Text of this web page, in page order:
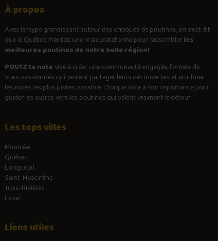
À propos
Avec lehypegrandissant autour des critiques de poutines, on s’est dit
que le Québec méritait une vraie plateforme pour rassemblerles
meilleures poutines de notre belle région!
POUTZ ta note vise à créer une communauté engagée, formée de
vrais passionnés qui veulent partager leurs découvertes et attribuer
les notes les plus justes possible. Chaque vote a son importance pour
guider les autres vers les poutines qui valent vraiment le détour.
Les tops villes
Montréal
Québec
Longueuil
Saint-Hyacinthe
Trois-Rivières
Laval
Liens utiles